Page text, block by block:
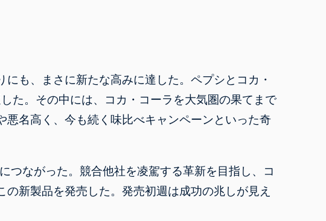
も、まさに新たな高みに達した。ペプシとコカ・
た。その中には、コカ・コーラを大気圏の果てまで
悪名高く、今も続く味比べキャンペーンといった奇
つながった。競合他社を凌駕する革新を目指し、コ
新製品を発売した。発売初週は成功の兆しが見え